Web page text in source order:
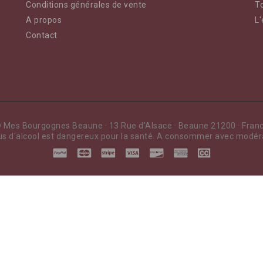
Conditions générales de vente
A propos
Contact
Mes Bourgognes Beaune · 13 Rue d'Alsace · Beaune 21200 ·
d'alcool est dangereux pour la santé. A consommer avec